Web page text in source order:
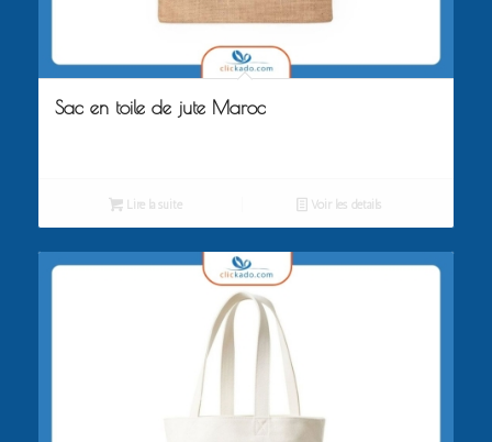
Sac en toile de jute Maroc
Lire la suite Voir les détails